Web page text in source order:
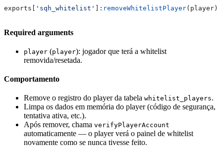
exports [ 'sqh_whitelist' ]: removeWhitelistPlayer( player)
Required arguments
player (player): jogador que terá a whitelist
removida/resetada.
Comportamento
Remove o registro do player da tabela whitelist_players.
Limpa os dados em memória do player (código de segurança,
tentativa ativa, etc.).
Após remover, chama verifyPlayerAccount
automaticamente — o player verá o painel de whitelist
novamente como se nunca tivesse feito.